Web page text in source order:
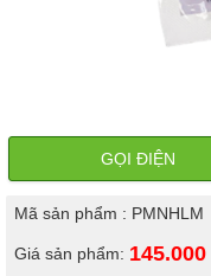
GỌI ĐIỆN
Mã sản phẩm : PMNHLM
Giá sản phẩm: 145.000